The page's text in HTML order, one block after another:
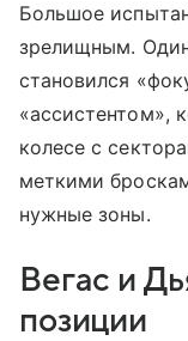
Большое
зрелищным.
становился
«ассистентом»,
колесе с
меткими
нужные зоны.
Вегас и
позиции